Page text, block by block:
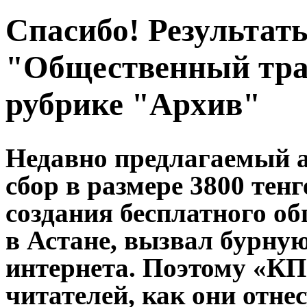
Спасибо!
"Общественный
рубрике "Архив"
Недавно
сбор в размере 3800
создания бесплатного
в Астане, вызвал
интернета. Поэтому
читателей, как они